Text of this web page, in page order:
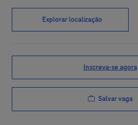
Explorar localização
Inscreva-se agora
Salvar vaga